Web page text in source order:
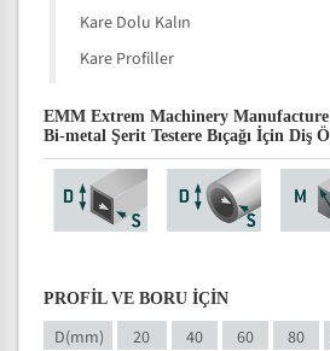
Kare Dolu Kalın
Kare Profiller
EMM Extrem Machinery
Bi-metal Şerit Testere Bıçağı İçin Diş
PROFİL VE BORU İÇİN
D(mm) 20 40 60 80